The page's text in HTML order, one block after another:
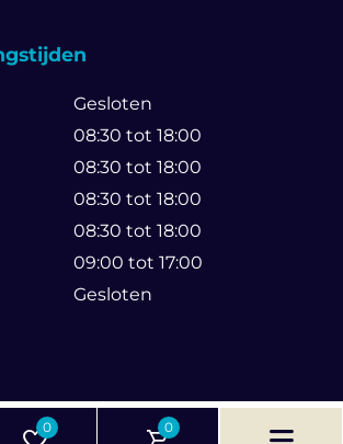
0 0
Gesloten
08:30 tot 18:00
08:30 tot 18:00
08:30 tot 18:00
08:30 tot 18:00
09:00 tot 17:00
Gesloten
Store